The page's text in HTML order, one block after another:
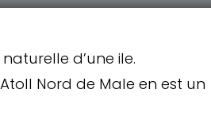
d’une ile.
Nord de Male en est un